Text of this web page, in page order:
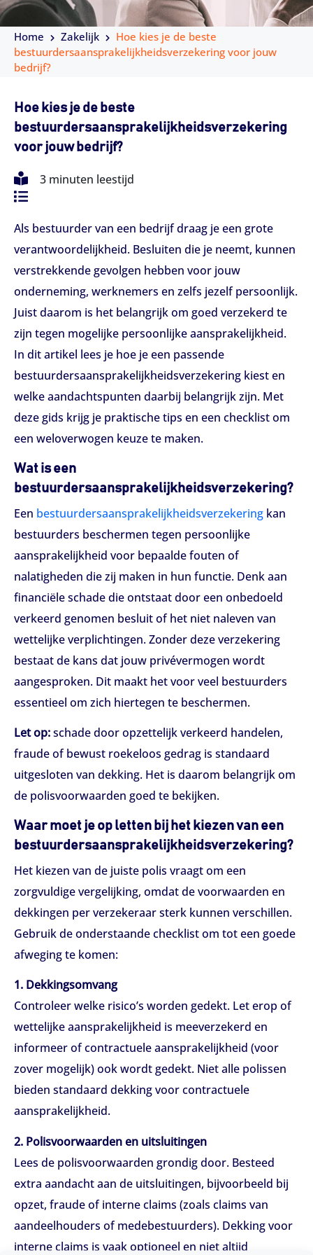
Home Zakelijk
Hoe kies je de beste
bestuurdersaansprakelijkheidsverzekering voor jouw
bedrijf?
Hoe kies je de beste
bestuurdersaansprakelijkheidsverzekering
voor jouw bedrijf?
3 minuten leestijd
Als bestuurder van een bedrijf draag je een grote
verantwoordelijkheid. Besluiten die je neemt, kunnen
verstrekkende gevolgen hebben voor jouw
onderneming, werknemers en zelfs jezelf persoonlijk.
Juist daarom is het belangrijk om goed verzekerd te
zijn tegen mogelijke persoonlijke aansprakelijkheid.
In dit artikel lees je hoe je een passende
bestuurdersaansprakelijkheidsverzekering kiest en
welke aandachtspunten daarbij belangrijk zijn. Met
deze gids krijg je praktische tips en een checklist om
een weloverwogen keuze te maken.
Wat is een
bestuurdersaansprakelijkheidsverzekering?
Een bestuurdersaansprakelijkheidsverzekering kan
bestuurders beschermen tegen persoonlijke
aansprakelijkheid voor bepaalde fouten of
nalatigheden die zij maken in hun functie. Denk aan
financiële schade die ontstaat door een onbedoeld
verkeerd genomen besluit of het niet naleven van
wettelijke verplichtingen. Zonder deze verzekering
bestaat de kans dat jouw privévermogen wordt
aangesproken. Dit maakt het voor veel bestuurders
essentieel om zich hiertegen te beschermen.
Let op:schade door opzettelijk verkeerd handelen,
fraude of bewust roekeloos gedrag is standaard
uitgesloten van dekking. Het is daarom belangrijk om
de polisvoorwaarden goed te bekijken.
Waar moet je op letten bij het kiezen van een
bestuurdersaansprakelijkheidsverzekering?
Het kiezen van de juiste polis vraagt om een
zorgvuldige vergelijking, omdat de voorwaarden en
dekkingen per verzekeraar sterk kunnen verschillen.
Gebruik de onderstaande checklist om tot een goede
afweging te komen:
1. Dekkingsomvang
Controleer welke risico’s worden gedekt. Let erop of
wettelijke aansprakelijkheid is meeverzekerd en
informeer of contractuele aansprakelijkheid (voor
zover mogelijk) ook wordt gedekt. Niet alle polissen
bieden standaard dekking voor contractuele
aansprakelijkheid.
2. Polisvoorwaarden en uitsluitingen
Lees de polisvoorwaarden grondig door. Besteed
extra aandacht aan de uitsluitingen, bijvoorbeeld bij
opzet, fraude of interne claims (zoals claims van
aandeelhouders of medebestuurders). Dekking voor
interne claims is vaak optioneel en niet altijd